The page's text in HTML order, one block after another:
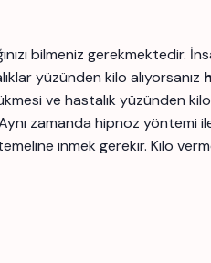
bilmeniz gerekmektedir.
yüzünden kilo alıyorsanız
ve hastalık yüzünden
zamanda hipnoz
inmek gerekir. Kilo